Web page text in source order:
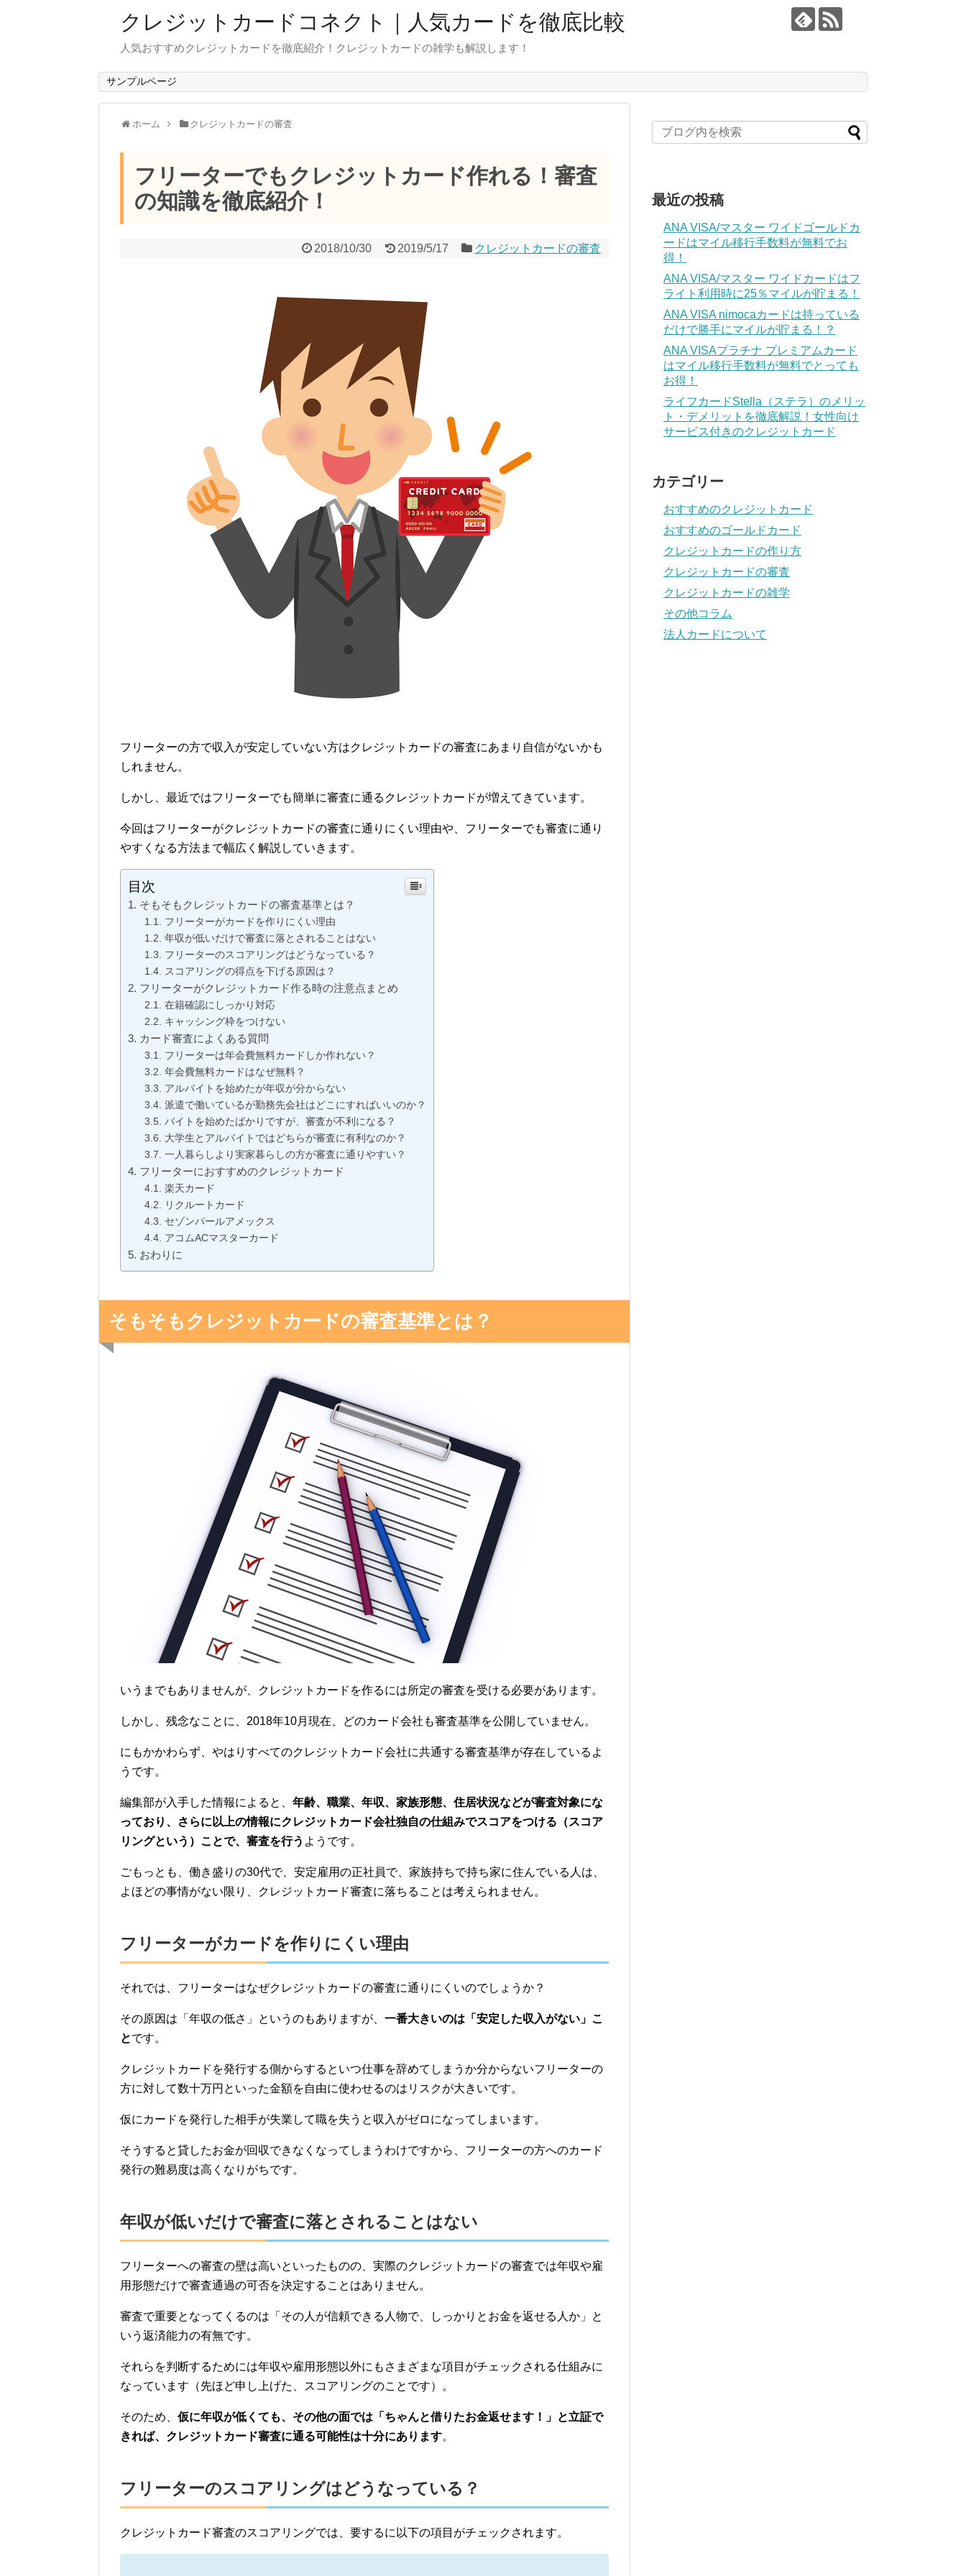
クレジットカードコネクト｜人気カードを徹底比較
人気おすすめクレジットカードを徹底紹介！クレジットカードの雑学も解説します！
サンプルページ
ホーム クレジットカードの審査
フリーターでもクレジットカード作れる！審査
の知識を徹底紹介！
2018/10/30 2019/5/17 クレジットカードの審査
フリーターの方で収入が安定していない方はクレジットカードの審査にあまり自信がないかも
しれません。
しかし、最近ではフリーターでも簡単に審査に通るクレジットカードが増えてきています。
今回はフリーターがクレジットカードの審査に通りにくい理由や、フリーターでも審査に通り
やすくなる方法まで幅広く解説していきます。
目次
そもそもクレジットカードの審査基準とは？
フリーターがカードを作りにくい理由
年収が低いだけで審査に落とされることはない
フリーターのスコアリングはどうなっている？
スコアリングの得点を下げる原因は？
フリーターがクレジットカード作る時の注意点まとめ
在籍確認にしっかり対応
キャッシング枠をつけない
カード審査によくある質問
フリーターは年会費無料カードしか作れない？
年会費無料カードはなぜ無料？
アルバイトを始めたが年収が分からない
派遣で働いているが勤務先会社はどこにすればいいのか？
バイトを始めたばかりですが、審査が不利になる？
大学生とアルバイトではどちらが審査に有利なのか？
一人暮らしより実家暮らしの方が審査に通りやすい？
フリーターにおすすめのクレジットカード
楽天カード
リクルートカード
セゾンパールアメックス
アコムACマスターカード
おわりに
そもそもクレジットカードの審査基準とは？
いうまでもありませんが、クレジットカードを作るには所定の審査を受ける必要があります。
しかし、残念なことに、2018年10月現在、どのカード会社も審査基準を公開していません。
にもかかわらず、やはりすべてのクレジットカード会社に共通する審査基準が存在しているよ
うです。
編集部が入手した情報によると、 年齢、職業、年収、家族形態、住居状況などが審査対象にな
っており、さらに以上の情報にクレジットカード会社独自の仕組みでスコアをつける（スコア
リングという）ことで、審査を行う ようです。
ごもっとも、働き盛りの30代で、安定雇用の正社員で、家族持ちで持ち家に住んでいる人は、
よほどの事情がない限り、クレジットカード審査に落ちることは考えられません。
フリーターがカードを作りにくい理由
それでは、フリーターはなぜクレジットカードの審査に通りにくいのでしょうか？
その原因は「年収の低さ」というのもありますが、 一番大きいのは「安定した収入がない」こ
とです。
クレジットカードを発行する側からするといつ仕事を辞めてしまうか分からないフリーターの
方に対して数十万円といった金額を自由に使わせるのはリスクが大きいです。
仮にカードを発行した相手が失業して職を失うと収入がゼロになってしまいます。
そうすると貸したお金が回収できなくなってしまうわけですから、フリーターの方へのカード
発行の難易度は高くなりがちです。
年収が低いだけで審査に落とされることはない
フリーターへの審査の壁は高いといったものの、実際のクレジットカードの審査では年収や雇
用形態だけで審査通過の可否を決定することはありません。
審査で重要となってくるのは「その人が信頼できる人物で、しっかりとお金を返せる人か」と
いう返済能力の有無です。
それらを判断するためには年収や雇用形態以外にもさまざまな項目がチェックされる仕組みに
なっています（先ほど申し上げた、スコアリングのことです）。
そのため、 仮に年収が低くても、その他の面では「ちゃんと借りたお金返せます！」と立証で
きれば、クレジットカード審査に通る可能性は十分にあります。
フリーターのスコアリングはどうなっている？
クレジットカード審査のスコアリングでは、要するに以下の項目がチェックされます。
最近の投稿
ANA VISA/マスター ワイドゴールドカ
ードはマイル移行手数料が無料でお
得！
ANA VISA/マスター ワイドカードはフ
ライト利用時に25％マイルが貯まる！
ANA VISA nimocaカードは持っている
だけで勝手にマイルが貯まる！？
ANA VISAプラチナ プレミアムカード
はマイル移行手数料が無料でとっても
お得！
ライフカードStella（ステラ）のメリッ
ト・デメリットを徹底解説！女性向け
サービス付きのクレジットカード
カテゴリー
おすすめのクレジットカード
おすすめのゴールドカード
クレジットカードの作り方
クレジットカードの審査
クレジットカードの雑学
その他コラム
法人カードについて